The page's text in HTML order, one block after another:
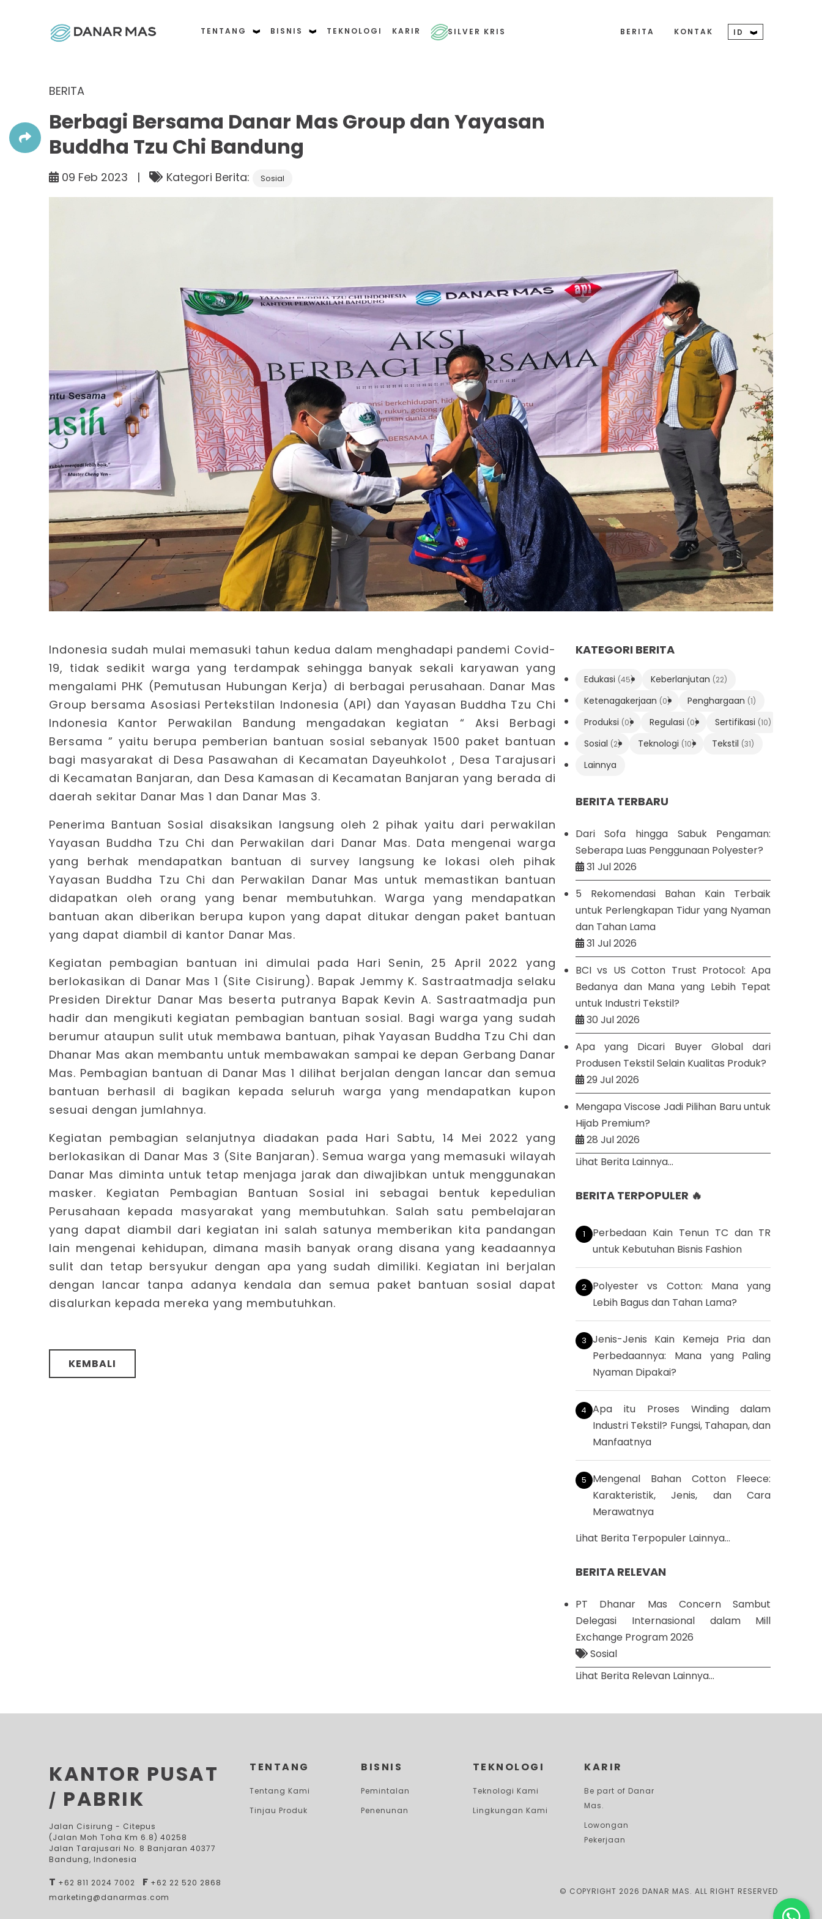
TENTANG BISNIS TEKNOLOGI KARIR SILVER KRIS BERITA KONTAK ID
BERITA
Berbagi Bersama Danar Mas Group dan Yayasan
Buddha Tzu Chi Bandung
09 Feb 2023 | Kategori Berita: Sosial
Indonesia sudah mulai memasuki tahun kedua dalam menghadapi pandemi Covid-
19, tidak sedikit warga yang terdampak sehingga banyak sekali karyawan yang
mengalami PHK (Pemutusan Hubungan Kerja) di berbagai perusahaan. Danar Mas
Group bersama Asosiasi Pertekstilan Indonesia (API) dan Yayasan Buddha Tzu Chi
Indonesia Kantor Perwakilan Bandung mengadakan kegiatan “ Aksi Berbagi
Bersama ” yaitu berupa pemberian bantuan sosial sebanyak 1500 paket bantuan
bagi masyarakat di Desa Pasawahan di Kecamatan Dayeuhkolot , Desa Tarajusari
di Kecamatan Banjaran, dan Desa Kamasan di Kecamatan Banjaran yang berada di
daerah sekitar Danar Mas 1 dan Danar Mas 3.
Penerima Bantuan Sosial disaksikan langsung oleh 2 pihak yaitu dari perwakilan
Yayasan Buddha Tzu Chi dan Perwakilan dari Danar Mas. Data mengenai warga
yang berhak mendapatkan bantuan di survey langsung ke lokasi oleh pihak
Yayasan Buddha Tzu Chi dan Perwakilan Danar Mas untuk memastikan bantuan
didapatkan oleh orang yang benar membutuhkan. Warga yang mendapatkan
bantuan akan diberikan berupa kupon yang dapat ditukar dengan paket bantuan
yang dapat diambil di kantor Danar Mas.
Kegiatan pembagian bantuan ini dimulai pada Hari Senin, 25 April 2022 yang
berlokasikan di Danar Mas 1 (Site Cisirung). Bapak Jemmy K. Sastraatmadja selaku
Presiden Direktur Danar Mas beserta putranya Bapak Kevin A. Sastraatmadja pun
hadir dan mengikuti kegiatan pembagian bantuan sosial. Bagi warga yang sudah
berumur ataupun sulit utuk membawa bantuan, pihak Yayasan Buddha Tzu Chi dan
Dhanar Mas akan membantu untuk membawakan sampai ke depan Gerbang Danar
Mas. Pembagian bantuan di Danar Mas 1 dilihat berjalan dengan lancar dan semua
bantuan berhasil di bagikan kepada seluruh warga yang mendapatkan kupon
sesuai dengan jumlahnya.
Kegiatan pembagian selanjutnya diadakan pada Hari Sabtu, 14 Mei 2022 yang
berlokasikan di Danar Mas 3 (Site Banjaran). Semua warga yang memasuki wilayah
Danar Mas diminta untuk tetap menjaga jarak dan diwajibkan untuk menggunakan
masker. Kegiatan Pembagian Bantuan Sosial ini sebagai bentuk kepedulian
Perusahaan kepada masyarakat yang membutuhkan. Salah satu pembelajaran
yang dapat diambil dari kegiatan ini salah satunya memberikan kita pandangan
lain mengenai kehidupan, dimana masih banyak orang disana yang keadaannya
sulit dan tetap bersyukur dengan apa yang sudah dimiliki. Kegiatan ini berjalan
dengan lancar tanpa adanya kendala dan semua paket bantuan sosial dapat
disalurkan kepada mereka yang membutuhkan.
KEMBALI
KATEGORI BERITA
Edukasi (45) Keberlanjutan (22)
Ketenagakerjaan (0) Penghargaan (1)
Produksi (0) Regulasi (0) Sertifikasi (10)
Sosial (2) Teknologi (10) Tekstil (31)
Lainnya
BERITA TERBARU
Dari Sofa hingga Sabuk Pengaman:
Seberapa Luas Penggunaan Polyester?
31 Jul 2026
5 Rekomendasi Bahan Kain Terbaik
untuk Perlengkapan Tidur yang Nyaman
dan Tahan Lama
31 Jul 2026
BCI vs US Cotton Trust Protocol: Apa
Bedanya dan Mana yang Lebih Tepat
untuk Industri Tekstil?
30 Jul 2026
Apa yang Dicari Buyer Global dari
Produsen Tekstil Selain Kualitas Produk?
29 Jul 2026
Mengapa Viscose Jadi Pilihan Baru untuk
Hijab Premium?
28 Jul 2026
Lihat Berita Lainnya...
BERITA TERPOPULER 🔥
Perbedaan Kain Tenun TC dan TR
untuk Kebutuhan Bisnis Fashion
Polyester vs Cotton: Mana yang
Lebih Bagus dan Tahan Lama?
Jenis-Jenis Kain Kemeja Pria dan
Perbedaannya: Mana yang Paling
Nyaman Dipakai?
Apa itu Proses Winding dalam
Industri Tekstil? Fungsi, Tahapan, dan
Manfaatnya
Mengenal Bahan Cotton Fleece:
Karakteristik, Jenis, dan Cara
Merawatnya
Lihat Berita Terpopuler Lainnya...
BERITA RELEVAN
PT Dhanar Mas Concern Sambut
Delegasi Internasional dalam Mill
Exchange Program 2026
Sosial
Lihat Berita Relevan Lainnya...
KANTOR PUSAT
/ PABRIK
Jalan Cisirung - Citepus
(Jalan Moh Toha Km 6.8) 40258
Jalan Tarajusari No. 8 Banjaran 40377
Bandung, Indonesia
T +62 811 2024 7002 F +62 22 520 2868
marketing@danarmas.com
TENTANG
Tentang Kami
Tinjau Produk
BISNIS
Pemintalan
Penenunan
TEKNOLOGI
Teknologi Kami
Lingkungan Kami
KARIR
Be part of Danar
Mas.
Lowongan
Pekerjaan
© COPYRIGHT 2026 DANAR MAS. ALL RIGHT RESERVED